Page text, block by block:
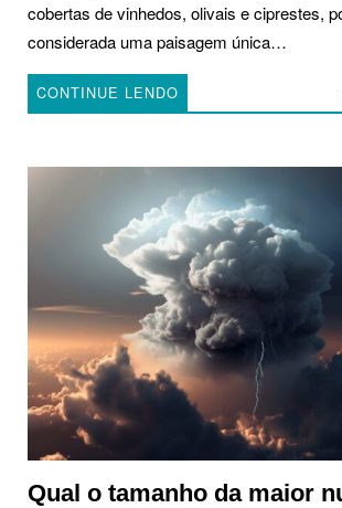
cobertas de vinhedos, olivais e ciprestes,
considerada uma paisagem única…
CONTINUE LENDO
Qual o tamanho da maior